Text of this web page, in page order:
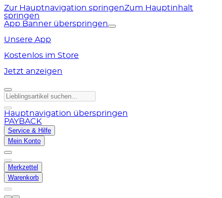
Zur Hauptnavigation springenZum Hauptinhalt
springen
App Banner überspringen
Unsere App
Kostenlos im Store
Jetzt anzeigen
Hauptnavigation überspringen
PAYBACK
Service & Hilfe
Mein Konto
Merkzettel
Warenkorb